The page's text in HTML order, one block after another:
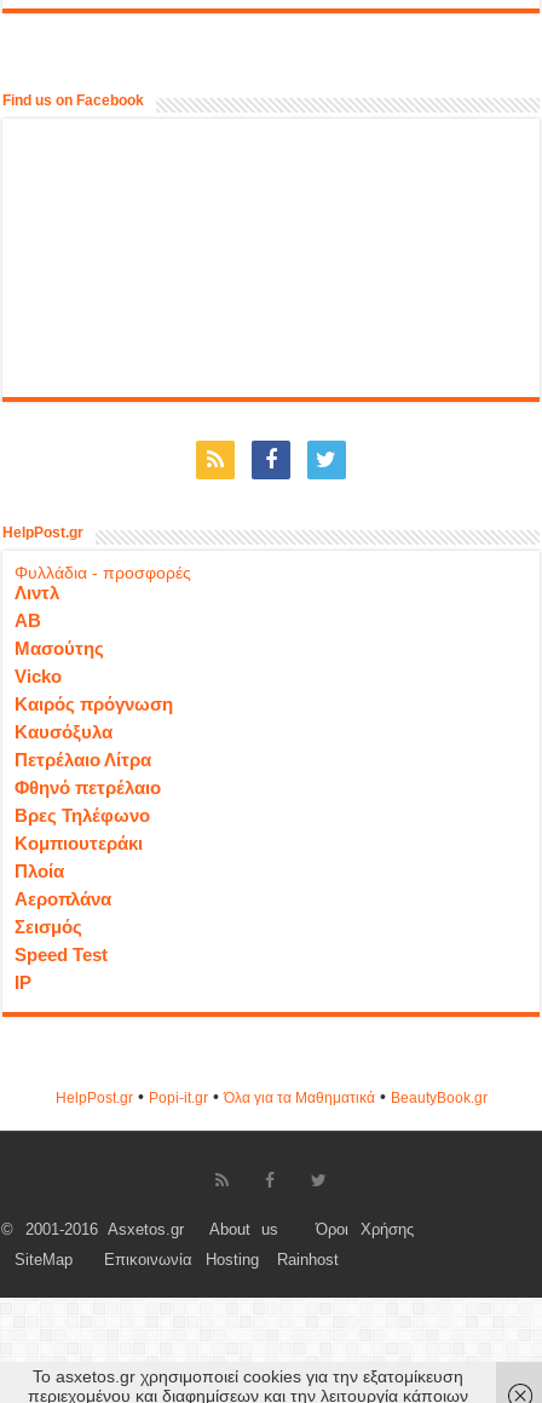
Find us on Facebook
HelpPost.gr
Φυλλάδια - προσφορές
Λιντλ
ΑΒ
Μασούτης
Vicko
Καιρός πρόγνωση
Καυσόξυλα
Πετρέλαιο Λίτρα
Φθηνό πετρέλαιο
Βρες Τηλέφωνο
Κομπιουτεράκι
Πλοία
Αεροπλάνα
Σεισμός
Speed Test
IP
HelpPost.gr• Popi-it.gr•Όλα για τα Μαθηματικά• ΒeautyΒook.gr
© 2001-2016 Asxetos.gr About us
Όροι Χρήσης
SiteMap
Επικοινωνία Hosting Rainhost
Το asxetos.gr χρησιμοποιεί cookies για την εξατομίκευση
περιεχομένου και διαφημίσεων και την λειτουργία κάποιων